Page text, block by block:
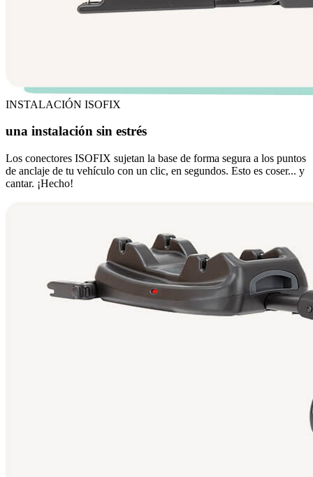
INSTALACIÓN ISOFIX
una instalación sin estrés
Los conectores ISOFIX sujetan la base de forma segura a los puntos
de anclaje de tu vehículo con un clic, en segundos. Esto es coser... y
cantar. ¡Hecho!